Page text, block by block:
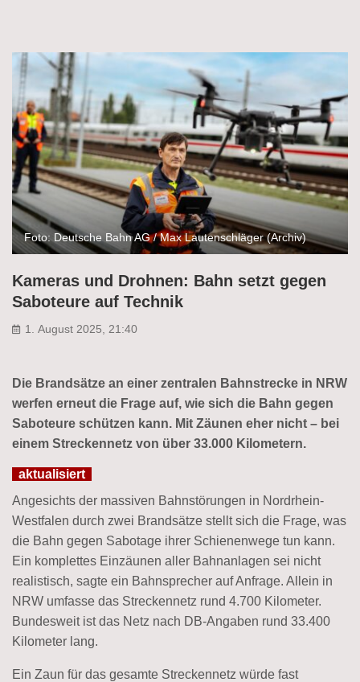
Foto: Deutsche Bahn AG / Max Lautenschläger (Archiv)
Kameras und Drohnen: Bahn setzt gegen
Saboteure auf Technik
1. August 2025, 21:40
Die Brandsätze an einer zentralen Bahnstrecke in NRW
werfen erneut die Frage auf, wie sich die Bahn gegen
Saboteure schützen kann. Mit Zäunen eher nicht – bei
einem Streckennetz von über 33.000 Kilometern.
aktualisiert
Angesichts der massiven Bahnstörungen in Nordrhein-
Westfalen durch zwei Brandsätze stellt sich die Frage, was
die Bahn gegen Sabotage ihrer Schienenwege tun kann.
Ein komplettes Einzäunen aller Bahnanlagen sei nicht
realistisch, sagte ein Bahnsprecher auf Anfrage. Allein in
NRW umfasse das Streckennetz rund 4.700 Kilometer.
Bundesweit ist das Netz nach DB-Angaben rund 33.400
Kilometer lang.
Ein Zaun für das gesamte Streckennetz würde fast